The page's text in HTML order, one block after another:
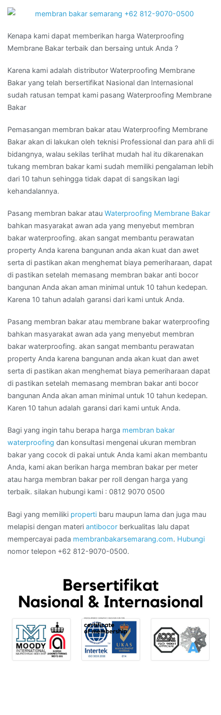
Kenapa kami dapat memberikan harga Waterproofing
Membrane Bakar terbaik dan bersaing untuk Anda ?
Karena kami adalah distributor Waterproofing Membrane
Bakar yang telah bersertifikat Nasional dan Internasional
sudah ratusan tempat kami pasang Waterproofing Membrane
Bakar
Pemasangan membran bakar atau Waterproofing Membrane
Bakar akan di lakukan oleh teknisi Professional dan para ahli di
bidangnya, walau sekilas terlihat mudah hal itu dikarenakan
tukang membran bakar kami sudah memiliki pengalaman lebih
dari 10 tahun sehingga tidak dapat di sangsikan lagi
kehandalannya.
Pasang membran bakar atau Waterproofing Membrane Bakar
bahkan masyarakat awan ada yang menyebut membran
bakar waterproofing. akan sangat membantu perawatan
property Anda karena bangunan anda akan kuat dan awet
serta di pastikan akan menghemat biaya pemeriharaan, dapat
di pastikan setelah memasang membran bakar anti bocor
bangunan Anda akan aman minimal untuk 10 tahun kedepan.
Karena 10 tahun adalah garansi dari kami untuk Anda.
Pasang membran bakar atau membrane bakar waterproofing
bahkan masyarakat awan ada yang menyebut membran
bakar waterproofing. akan sangat membantu perawatan
property Anda karena bangunan anda akan kuat dan awet
serta di pastikan akan menghemat biaya pemeriharaan dapat
di pastikan setelah memasang membran bakar anti bocor
bangunan Anda akan aman minimal untuk 10 tahun kedepan.
Karen 10 tahun adalah garansi dari kami untuk Anda.
Bagi yang ingin tahu berapa harga membran bakar
waterproofing dan konsultasi mengenai ukuran membran
bakar yang cocok di pakai untuk Anda kami akan membantu
Anda, kami akan berikan harga membran bakar per meter
atau harga membran bakar per roll dengan harga yang
terbaik. silakan hubungi kami : 0812 9070 0500
Bagi yang memiliki properti baru maupun lama dan juga mau
melapisi dengan materi antibocor berkualitas lalu dapat
mempercayai pada membranbakarsemarang.com. Hubungi
nomor telepon +62 812-9070-0500.